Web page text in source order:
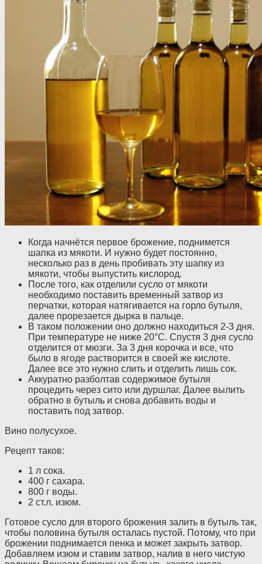
Когда начнётся первое брожение, поднимется
шапка из мякоти. И нужно будет постоянно,
несколько раз в день пробивать эту шапку из
мякоти, чтобы выпустить кислород.
После того, как отделили сусло от мякоти
необходимо поставить временный затвор из
перчатки, которая натягивается на горло бутыля,
далее прорезается дырка в пальце.
В таком положении оно должно находиться 2-3 дня.
При температуре не ниже 20°С. Спустя 3 дня сусло
отделится от мюзги. За 3 дня корочка и все, что
было в ягоде растворится в своей же кислоте.
Далее все это нужно слить и отделить лишь сок.
Аккуратно разболтав содержимое бутыля
процедить через сито или дуршлаг. Далее вылить
обратно в бутыль и снова добавить воды и
поставить под затвор.
Вино полусухое.
Рецепт таков:
1 л сока.
400 г сахара.
800 г воды.
2 ст.л. изюм.
Готовое сусло для второго брожения залить в бутыль так,
чтобы половина бутыля осталась пустой. Потому, что при
брожении поднимается пенка и может закрыть затвор.
Добавляем изюм и ставим затвор, налив в него чистую